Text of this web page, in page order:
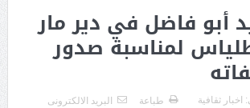
أبو فاضل في دير مار
لمناسبة صدور
اخبار ثقافية طباعة البريد الالكترونى